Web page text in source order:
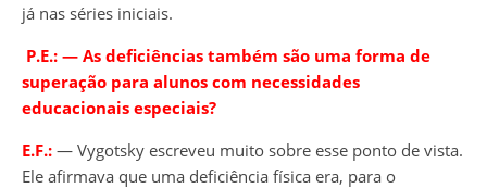
já nas séries iniciais.
P.E.: ― As deficiências também são uma forma de
superação para alunos com necessidades
educacionais especiais?
E.F.: ― Vygotsky escreveu muito sobre esse ponto de vista.
Ele afirmava que uma deficiência física era, para o